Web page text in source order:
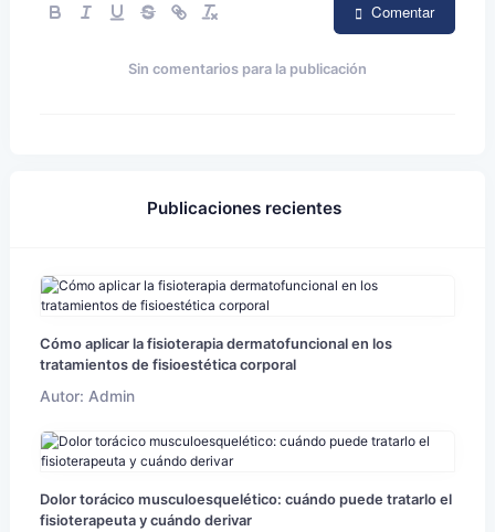
Comentar
Sin comentarios para la publicación
Publicaciones recientes
Cómo aplicar la fisioterapia dermatofuncional en los
tratamientos de fisioestética corporal
Autor: Admin
Dolor torácico musculoesquelético: cuándo puede tratarlo el
fisioterapeuta y cuándo derivar